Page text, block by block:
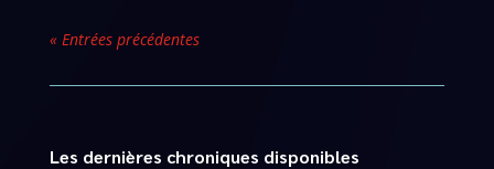
« Entrées précédentes
Les dernières chroniques disponibles